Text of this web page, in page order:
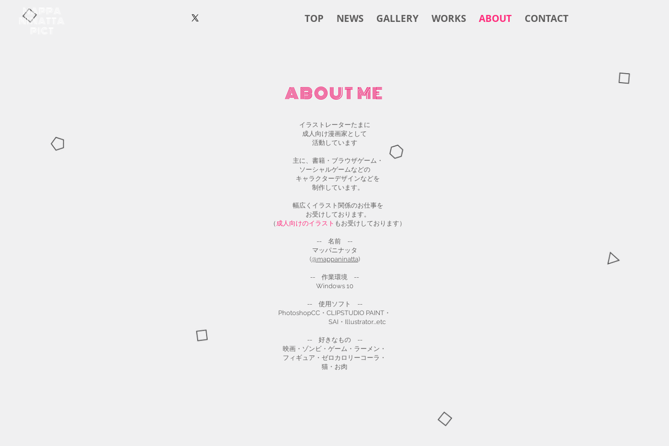
MAPPA
NINATTA TOP NEWS GALLERY WORKS ABOUT CONTACT
ABOUT ME
イラストレーターたまに
成人向け漫画家として
活動しています​
主に、書籍・ブラウザゲーム・
ソーシャルゲームなどの
キャラクターデザインなどを
制作しています。
幅広くイラスト関係のお仕事を
お受けしております。
​ （ 成人向けのイラスト もお受けしております）
-- 名前 --
マッパニナッタ
​(@mappaninatta)
-- 作業環境 --
Windows 10
-- 使用ソフト --
PhotoshopCC・CLIPSTUDIO PAINT・
SAI・Illustrator...etc
-- 好きなもの --
映画・ゾンビ・ゲーム・ラーメン・
フィギュア・ゼロカロリーコーラ・
猫・お肉